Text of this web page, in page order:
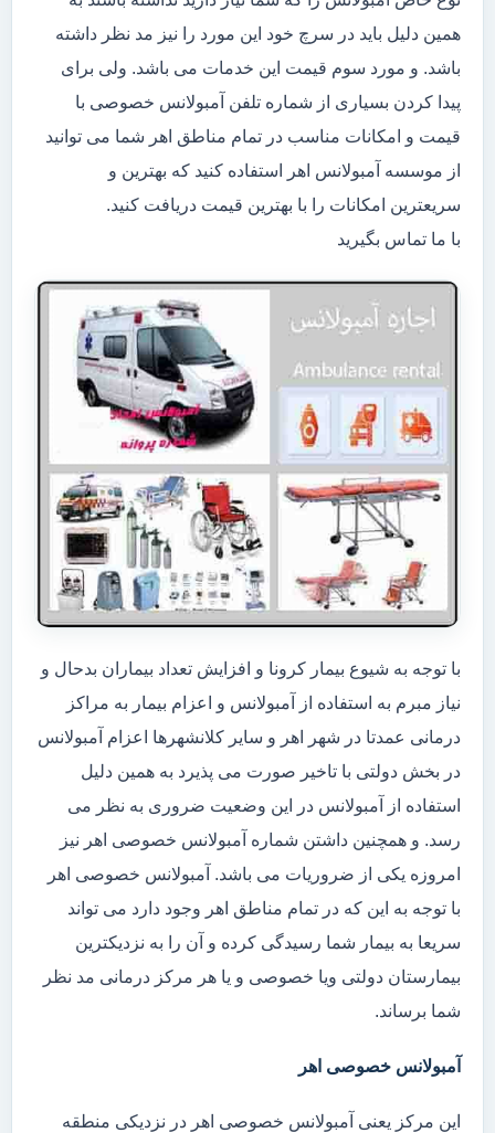
همین دلیل باید در سرچ خود این مورد را نیز مد نظر داشته
باشد. و مورد سوم قیمت این خدمات می باشد. ولی برای
پیدا کردن بسیاری از شماره تلفن آمبولانس خصوصی با
قیمت و امکانات مناسب در تمام مناطق اهر شما می توانید
از موسسه آمبولانس اهر استفاده کنید که بهترین و
سریعترین امکانات را با بهترین قیمت دریافت کنید.
با ما تماس بگیرید
با توجه به شیوع بیمار کرونا و افزایش تعداد بیماران بدحال و
نیاز مبرم به استفاده از آمبولانس و اعزام بیمار به مراکز
درمانی عمدتا در شهر اهر و سایر کلانشهرها اعزام آمبولانس
در بخش دولتی با تاخیر صورت می پذیرد به همین دلیل
استفاده از آمبولانس در این وضعیت ضروری به نظر می
رسد. و همچنین داشتن شماره آمبولانس خصوصی اهر نیز
امروزه یکی از ضروریات می باشد. آمبولانس خصوصی اهر
با توجه به این که در تمام مناطق اهر وجود دارد می تواند
سریعا به بیمار شما رسیدگی کرده و آن را به نزدیکترین
بیمارستان دولتی ویا خصوصی و یا هر مرکز درمانی مد نظر
شما برساند.
آمبولانس خصوصی اهر
این مرکز یعنی آمبولانس خصوصی اهر در نزدیکی منطقه